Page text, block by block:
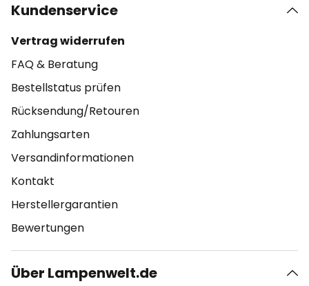
Kundenservice
Vertrag widerrufen
FAQ & Beratung
Bestellstatus prüfen
Rücksendung/Retouren
Zahlungsarten
Versandinformationen
Kontakt
Herstellergarantien
Bewertungen
Über Lampenwelt.de